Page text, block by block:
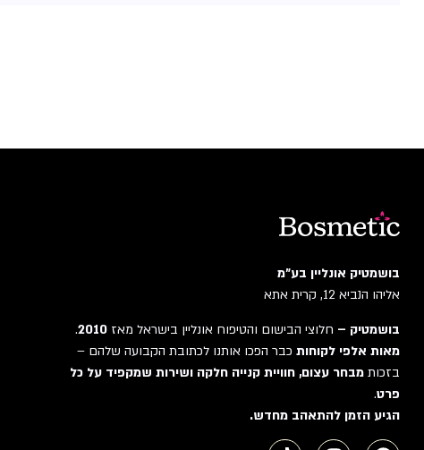
בושמטיק אונליין בע"מ
אליהו הנביא 12, קרית אתא
בושמטיק – חלוצי הבישום והטיפוח אונליין בישראל מאז 2010
.
מאות אלפי לקוחות כבר הפכו אותנו לכתובת הקבועה שלהם –
בזכות מבחר עצום, חוויית קנייה חלקה ושירות שמקפיד על כל
פרט.
הגיע הזמן להתאהב מחדש.